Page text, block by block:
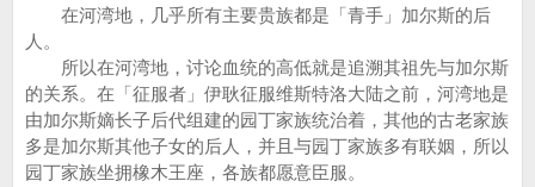
在河湾地，几乎所有主要贵族都是「青手」加尔斯的后
人。
所以在河湾地，讨论血统的高低就是追溯其祖先与加尔斯
的关系。在「征服者」伊耿征服维斯特洛大陆之前，河湾地是
由加尔斯嫡长子后代组建的园丁家族统治着，其他的古老家族
多是加尔斯其他子女的后人，并且与园丁家族多有联姻，所以
园丁家族坐拥橡木王座，各族都愿意臣服。